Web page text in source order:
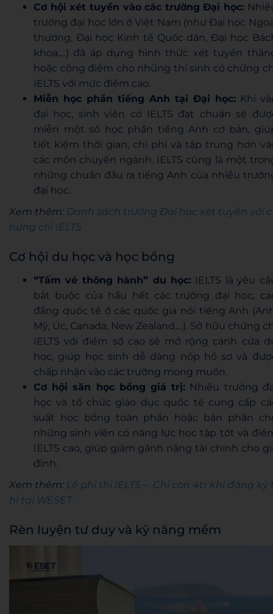
Cơ hội xét tuyển vào các trường Đại học:
trường đại học lớn ở Việt Nam (như Đại học
thương, Đại học Kinh tế Quốc dân, Đại học
khoa,…) đã áp dụng hình thức xét tuyển
hoặc cộng điểm cho những thí sinh có chứng
IELTS với mức điểm cao.
Miễn học phần tiếng Anh tại Đại học:Khi
đại học, sinh viên có IELTS đạt chuẩn sẽ
miễn một số học phần tiếng Anh cơ bản,
tiết kiệm thời gian, chi phí và tập trung hơn
các môn chuyên ngành. IELTS cũng là một
những chuẩn đầu ra tiếng Anh của nhiều
đại học.
Xem thêm: Danh sách trường Đại học xét tuyển với c
hứng chỉ IELTS
Cơ hội du học và học bổng
“Tấm vé thông hành” du học: IELTS là yêu
bắt buộc của hầu hết các trường đại học,
đẳng quốc tế ở các quốc gia nói tiếng Anh
Mỹ, Úc, Canada, New Zealand,…). Sở hữu chứng
IELTS với điểm số cao sẽ mở rộng cánh cửa
học, giúp học sinh dễ dàng nộp hồ sơ và
chấp nhận vào các trường mong muốn.
Cơ hội săn học bổng giá trị: Nhiều trường
học và tổ chức giáo dục quốc tế cung cấp
suất học bổng toàn phần hoặc bán phần
những sinh viên có năng lực học tập tốt và
IELTS cao, giúp giảm gánh nặng tài chính cho
đình.
Xem thêm: Lệ phí thi IELTS – Chỉ còn 4tr khi đăng ký
hi tại WESET
Rèn luyện tư duy và kỹ năng mềm